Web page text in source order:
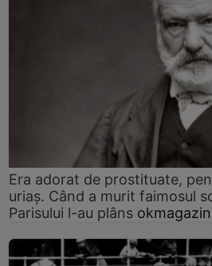
Era adorat de prostituate,
uriaș. Când a murit faimosul
Parisului l-au plâns